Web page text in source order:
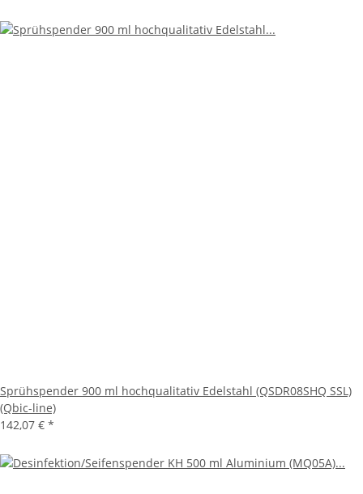
Sprühspender 900 ml hochqualitativ Edelstahl (QSDR08SHQ SSL)
(Qbic-line)
142,07 € *